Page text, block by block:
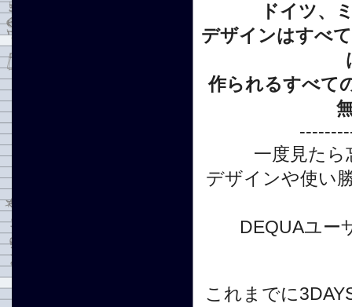
ドイツ、
デザインはすべ
作られるすべて
一度見た
デザインや使い
DEQUAユー
これまでに